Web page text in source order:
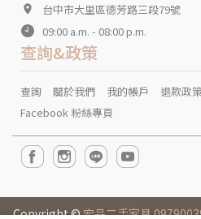
台中市大里區德芳路三段79號
09:00 a.m. - 08:00 p.m.
查詢&政策
查詢 關於我們 我的帳戶 退款政
Facebook 粉絲專頁
Copyright ©宏品二手家具